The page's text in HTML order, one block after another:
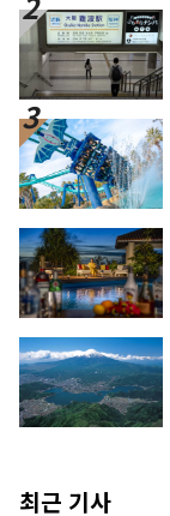
최근 기사